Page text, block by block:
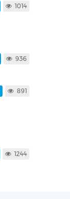
1014
936
891
1244